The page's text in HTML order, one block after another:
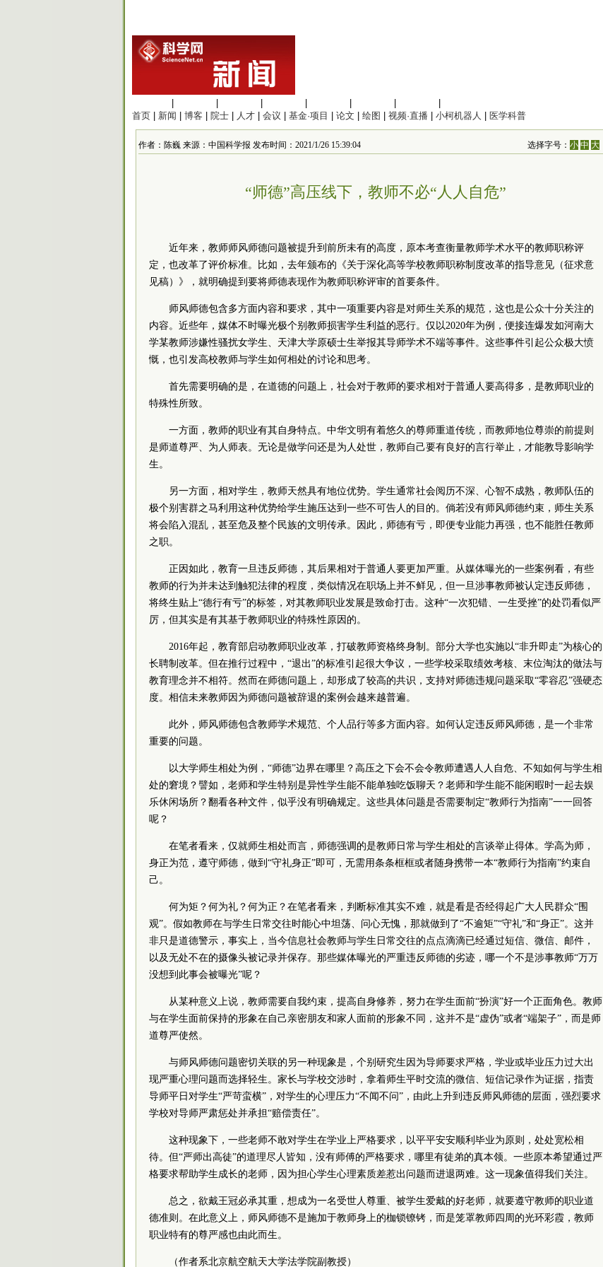
首页
新闻 博客 院士 人才 会议 基金·项目 论文 绘图 视频·直播 小柯机器人 医学科普
作者：陈巍 来源：中国科学报 发布时间：2021/1/26 15:39:04 选择字号：小 中 大
“师德”高压线下，教师不必“人人自危”
近年来，教师师风师德问题被提升到前所未有的高度，原本考查衡量教师学术水平的教师职称评
定，也改革了评价标准。比如，去年颁布的《关于深化高等学校教师职称制度改革的指导意见（征求意
见稿）》，就明确提到要将师德表现作为教师职称评审的首要条件。
师风师德包含多方面内容和要求，其中一项重要内容是对师生关系的规范，这也是公众十分关注的
内容。近些年，媒体不时曝光极个别教师损害学生利益的恶行。仅以2020年为例，便接连爆发如河南大
学某教师涉嫌性骚扰女学生、天津大学原硕士生举报其导师学术不端等事件。这些事件引起公众极大愤
慨，也引发高校教师与学生如何相处的讨论和思考。
首先需要明确的是，在道德的问题上，社会对于教师的要求相对于普通人要高得多，是教师职业的
特殊性所致。
一方面，教师的职业有其自身特点。中华文明有着悠久的尊师重道传统，而教师地位尊崇的前提则
是师道尊严、为人师表。无论是做学问还是为人处世，教师自己要有良好的言行举止，才能教导影响学
生。
另一方面，相对学生，教师天然具有地位优势。学生通常社会阅历不深、心智不成熟，教师队伍的
极个别害群之马利用这种优势给学生施压达到一些不可告人的目的。倘若没有师风师德约束，师生关系
将会陷入混乱，甚至危及整个民族的文明传承。因此，师德有亏，即便专业能力再强，也不能胜任教师
之职。
正因如此，教育一旦违反师德，其后果相对于普通人要更加严重。从媒体曝光的一些案例看，有些
教师的行为并未达到触犯法律的程度，类似情况在职场上并不鲜见，但一旦涉事教师被认定违反师德，
将终生贴上“德行有亏”的标签，对其教师职业发展是致命打击。这种“一次犯错、一生受挫”的处罚看似严
厉，但其实是有其基于教师职业的特殊性原因的。
2016年起，教育部启动教师职业改革，打破教师资格终身制。部分大学也实施以“非升即走”为核心的
长聘制改革。但在推行过程中，“退出”的标准引起很大争议，一些学校采取绩效考核、末位淘汰的做法与
教育理念并不相符。然而在师德问题上，却形成了较高的共识，支持对师德违规问题采取“零容忍”强硬态
度。相信未来教师因为师德问题被辞退的案例会越来越普遍。
此外，师风师德包含教师学术规范、个人品行等多方面内容。如何认定违反师风师德，是一个非常
重要的问题。
以大学师生相处为例，“师德”边界在哪里？高压之下会不会令教师遭遇人人自危、不知如何与学生相
处的窘境？譬如，老师和学生特别是异性学生能不能单独吃饭聊天？老师和学生能不能闲暇时一起去娱
乐休闲场所？翻看各种文件，似乎没有明确规定。这些具体问题是否需要制定“教师行为指南”一一回答
呢？
在笔者看来，仅就师生相处而言，师德强调的是教师日常与学生相处的言谈举止得体。学高为师，
身正为范，遵守师德，做到“守礼身正”即可，无需用条条框框或者随身携带一本“教师行为指南”约束自
己。
何为矩？何为礼？何为正？在笔者看来，判断标准其实不难，就是看是否经得起广大人民群众“围
观”。假如教师在与学生日常交往时能心中坦荡、问心无愧，那就做到了“不逾矩”“守礼”和“身正”。这并
非只是道德警示，事实上，当今信息社会教师与学生日常交往的点点滴滴已经通过短信、微信、邮件，
以及无处不在的摄像头被记录并保存。那些媒体曝光的严重违反师德的劣迹，哪一个不是涉事教师“万万
没想到此事会被曝光”呢？
从某种意义上说，教师需要自我约束，提高自身修养，努力在学生面前“扮演”好一个正面角色。教师
与在学生面前保持的形象在自己亲密朋友和家人面前的形象不同，这并不是“虚伪”或者“端架子”，而是师
道尊严使然。
与师风师德问题密切关联的另一种现象是，个别研究生因为导师要求严格，学业或毕业压力过大出
现严重心理问题而选择轻生。家长与学校交涉时，拿着师生平时交流的微信、短信记录作为证据，指责
导师平日对学生“严苛蛮横”，对学生的心理压力“不闻不问”，由此上升到违反师风师德的层面，强烈要求
学校对导师严肃惩处并承担“赔偿责任”。
这种现象下，一些老师不敢对学生在学业上严格要求，以平平安安顺利毕业为原则，处处宽松相
待。但“严师出高徒”的道理尽人皆知，没有师傅的严格要求，哪里有徒弟的真本领。一些原本希望通过严
格要求帮助学生成长的老师，因为担心学生心理素质差惹出问题而进退两难。这一现象值得我们关注。
总之，欲戴王冠必承其重，想成为一名受世人尊重、被学生爱戴的好老师，就要遵守教师的职业道
德准则。在此意义上，师风师德不是施加于教师身上的枷锁镣铐，而是笼罩教师四周的光环彩霞，教师
职业特有的尊严感也由此而生。
（作者系北京航空航天大学法学院副教授）